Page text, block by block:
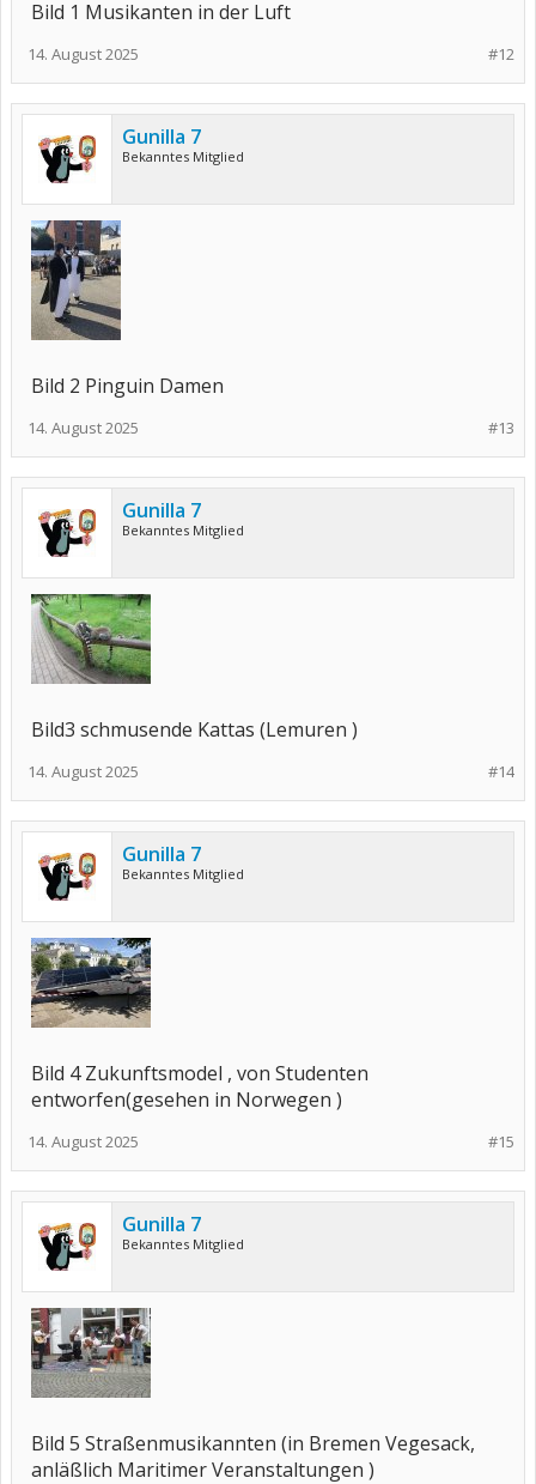
Bild 1 Musikanten in der Luft
#12
14. August 2025
Gunilla 7
Bekanntes Mitglied
Bild 2 Pinguin Damen
#13
14. August 2025
Gunilla 7
Bekanntes Mitglied
Bild3 schmusende Kattas (Lemuren )
#14
14. August 2025
Gunilla 7
Bekanntes Mitglied
Bild 4 Zukunftsmodel , von Studenten
entworfen(gesehen in Norwegen )
#15
14. August 2025
Gunilla 7
Bekanntes Mitglied
Bild 5 Straßenmusikannten (in Bremen Vegesack,
anläßlich Maritimer Veranstaltungen )